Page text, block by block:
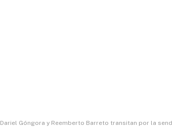
Dariel Góngora y Reemberto Barreto transitan por la